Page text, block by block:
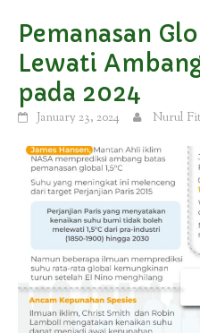
Pemanasan
Lewati Ambang
pada 2024
January 23, 2024 Nurul